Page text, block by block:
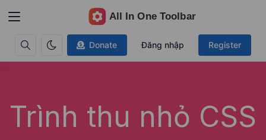
Donate Đăng nhập Register
Trình thu nhỏ CSS